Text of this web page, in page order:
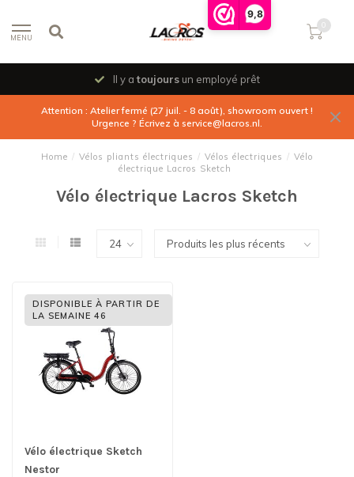
9,8
MENU
0
Il y atoujoursun employé prêt
Attention : Atelier fermé (27 juil. - 8 août), showroom ouvert !
Urgence ? Écrivez à service@lacros.nl.
Home / Vélos pliants électriques / Vélos électriques / Vélo
électrique Lacros Sketch
Vélo électrique Lacros Sketch
DISPONIBLE À PARTIR DE
LA SEMAINE 46
Vélo électrique Sketch
Nestor